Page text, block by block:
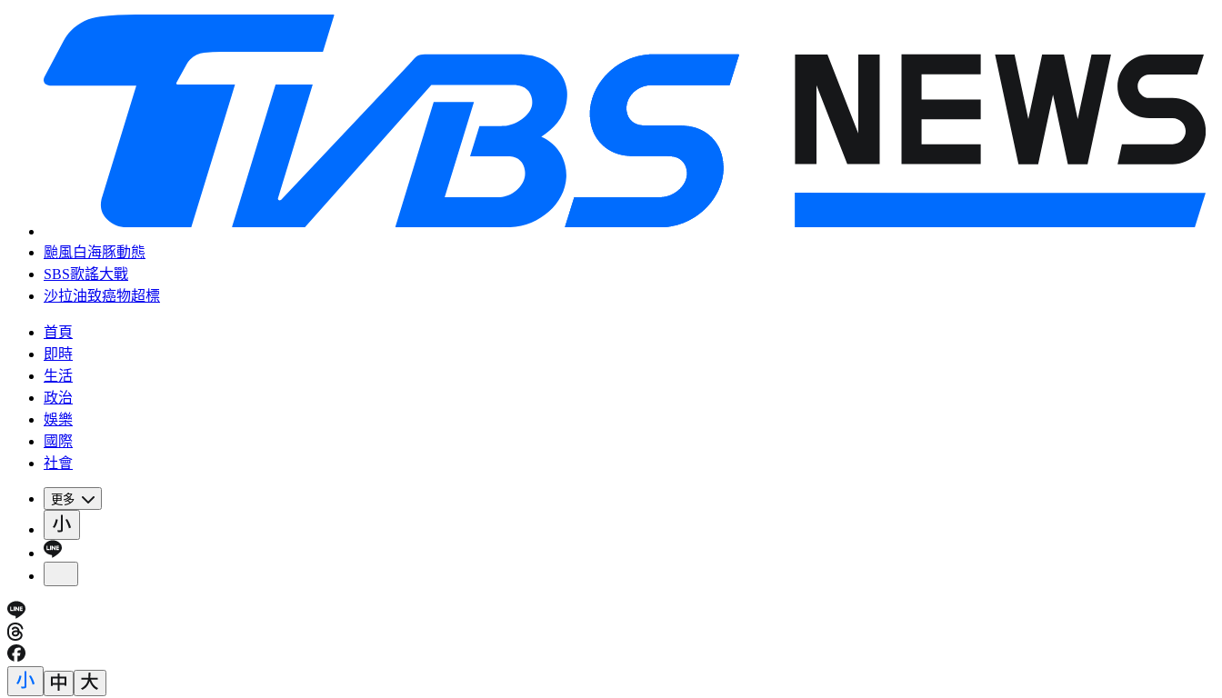
颱風白海豚動態
SBS歌謠大戰
沙拉油致癌物超標
首頁
即時
生活
政治
娛樂
國際
社會
更多